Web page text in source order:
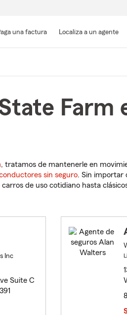
una factura Localiza a un agente
Farm
, tratamos de mantenerle en
sin seguro. Sin importar
de uso cotidiano hasta
Inc
Suite C